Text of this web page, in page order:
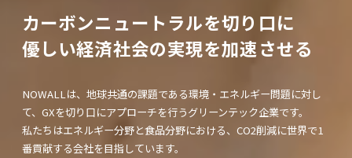
カーボンニュートラルを切り口に
優しい経済社会の実現を加速させる
NOWALLは、地球共通の課題である環境・エネルギー問題に対し
て、 GXを切り口にアプローチを行うグリーンテック企業です。
私たちはエネルギー分野と食品分野における、CO2削減に世界で1
番貢献する会社を目指しています。